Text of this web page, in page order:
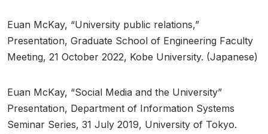
Euan McKay, “University public relations,”
Presentation, Graduate School of Engineering Faculty
Meeting, 21 October 2022, Kobe University. (Japanese)
Euan McKay, “Social Media and the University”
Presentation, Department of Information Systems
Seminar Series, 31 July 2019, University of Tokyo.